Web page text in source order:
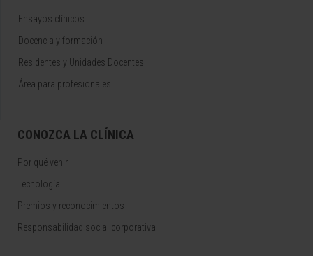
Ensayos clínicos
Docencia y formación
Residentes y Unidades Docentes
Área para profesionales
CONOZCA LA CLÍNICA
Por qué venir
Tecnología
Premios y reconocimientos
Responsabilidad social corporativa